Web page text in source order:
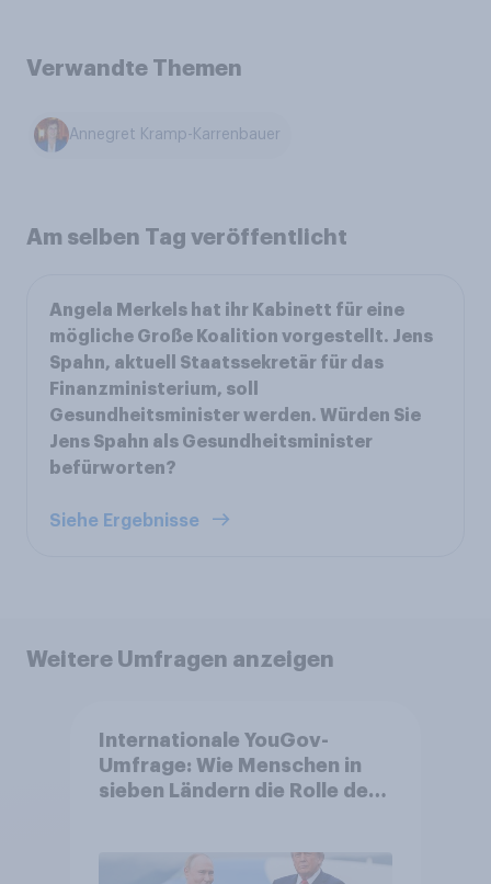
Verwandte Themen
Annegret Kramp-Karrenbauer
Am selben Tag veröffentlicht
Angela Merkels hat ihr Kabinett für eine
mögliche Große Koalition vorgestellt. Jens
Spahn, aktuell Staatssekretär für das
Finanzministerium, soll
Gesundheitsminister werden. Würden Sie
Jens Spahn als Gesundheitsminister
befürworten?
Siehe Ergebnisse
Weitere Umfragen anzeigen
Internationale YouGov-
Umfrage: Wie Menschen in
sieben Ländern die Rolle der
Bedrohungen und Bündnisse